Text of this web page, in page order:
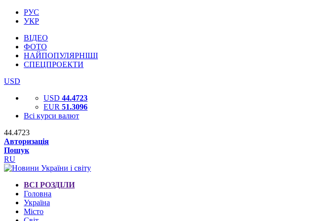
РУС
УКР
ВІДЕО
ФОТО
НАЙПОПУЛЯРНІШІ
СПЕЦПРОЕКТИ
USD
USD 44.4723
EUR 51.3096
Всі курси валют
44.4723
Авторизація
Пошук
RU
ВСІ РОЗДІЛИ
Головна
Україна
Місто